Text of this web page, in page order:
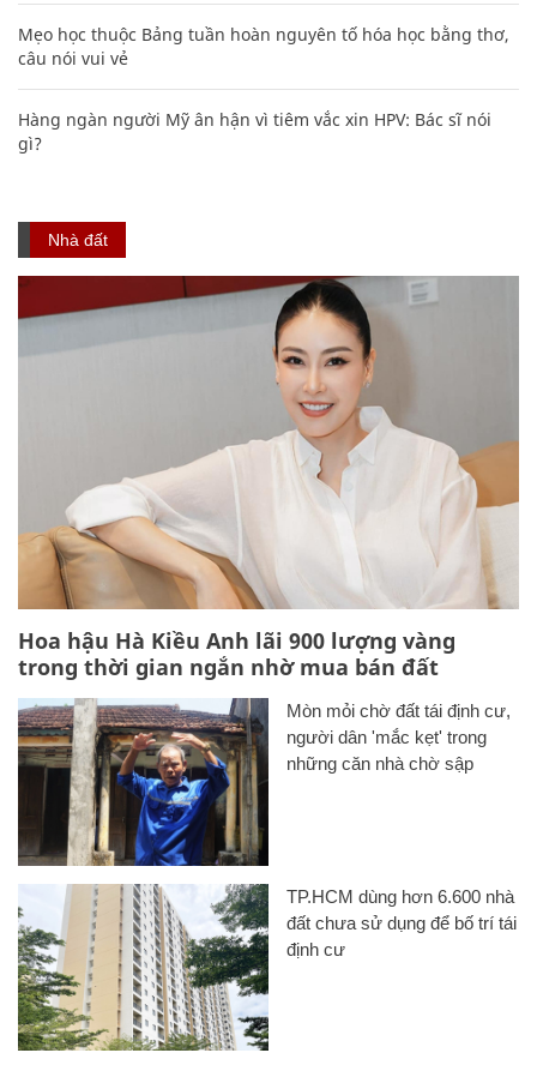
Mẹo học thuộc Bảng tuần hoàn nguyên tố hóa học bằng thơ,
câu nói vui vẻ
Hàng ngàn người Mỹ ân hận vì tiêm vắc xin HPV: Bác sĩ nói
gì?
Nhà đất
Hoa hậu Hà Kiều Anh lãi 900 lượng vàng
trong thời gian ngắn nhờ mua bán đất
Mòn mỏi chờ đất tái định cư,
người dân 'mắc kẹt' trong
những căn nhà chờ sập
TP.HCM dùng hơn 6.600 nhà
đất chưa sử dụng để bố trí tái
định cư